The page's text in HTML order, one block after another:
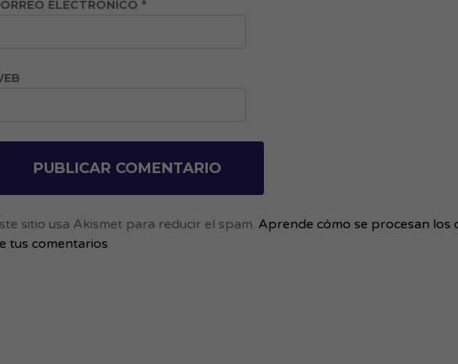
ELECTRÓNICO *
sitio usa Akismet para reducir el spam. Aprende cómo se procesan los
tus comentarios.